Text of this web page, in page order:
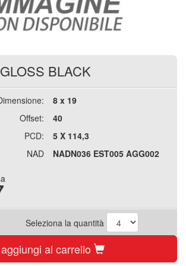
GLOSS BLACK
8 x 19
Offset:
40
PCD:
5 X 114,3
NAD
NADN036 EST005 AGG002
Seleziona la quantità
aggiungi al carrello